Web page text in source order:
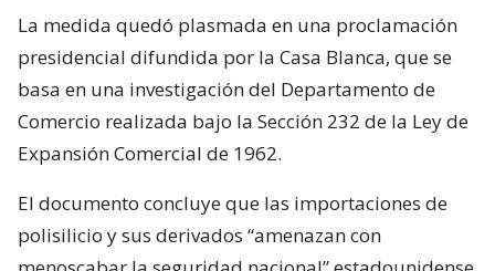
La medida quedó plasmada en una proclamación
presidencial difundida por la Casa Blanca, que se
basa en una investigación del Departamento de
Comercio realizada bajo la Sección 232 de la Ley de
Expansión Comercial de 1962.
El documento concluye que las importaciones de
polisilicio y sus derivados “amenazan con